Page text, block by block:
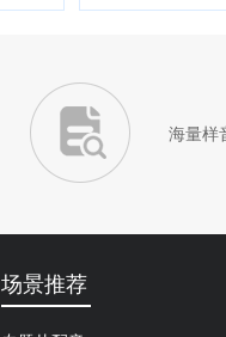
海量样
场景推荐